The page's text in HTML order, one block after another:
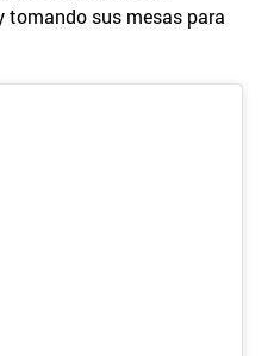
tomando sus mesas para